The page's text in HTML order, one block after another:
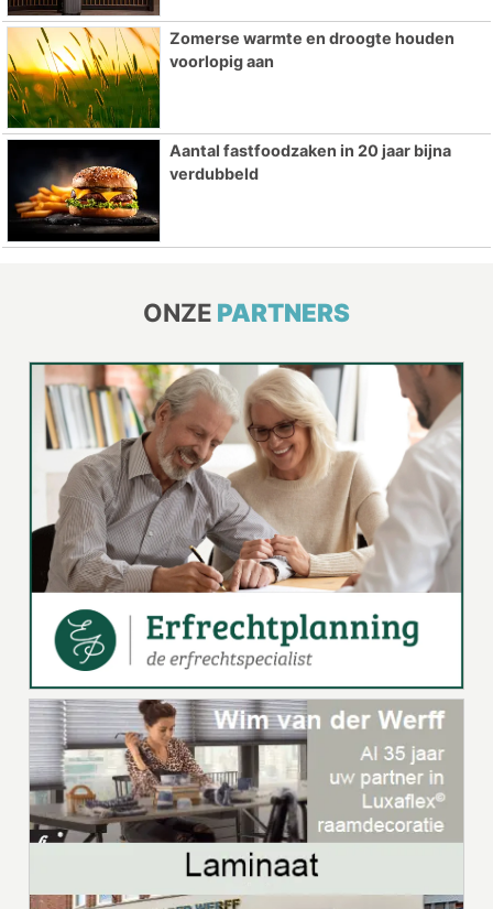
Zomerse warmte en droogte houden
voorlopig aan
Aantal fastfoodzaken in 20 jaar bijna
verdubbeld
ONZE PARTNERS